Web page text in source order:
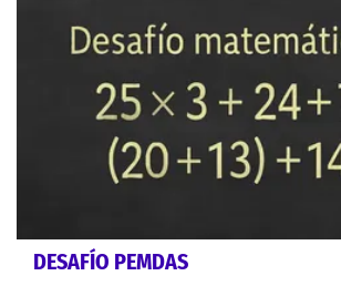
DESAFÍO PEMDAS